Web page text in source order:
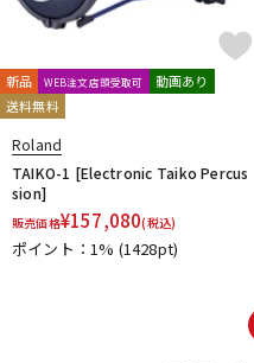
新品 WEB注文店頭受取可
動画あり
送料無料
Roland
TAIKO-1 [Electronic Taiko Percus
sion]
販売価格¥157,080(税込)
ポイント：1% (1428pt)